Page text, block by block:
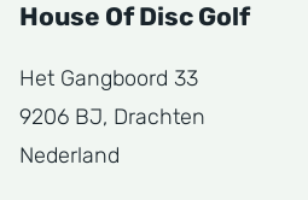
House Of Disc Golf
Het Gangboord 33
9206 BJ, Drachten
Nederland